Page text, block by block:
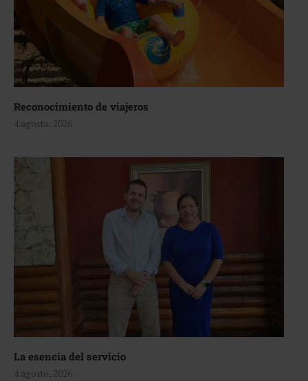
Reconocimiento de viajeros
4 agosto, 2026
La esencia del servicio
4 agosto, 2026